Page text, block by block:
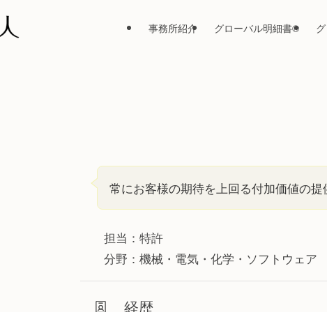
事務所紹介 グローバル明細書®
常にお客様の期待を上回る付加価値の
担当：特許
分野：機械・電気・化学・ソフトウェア
経歴